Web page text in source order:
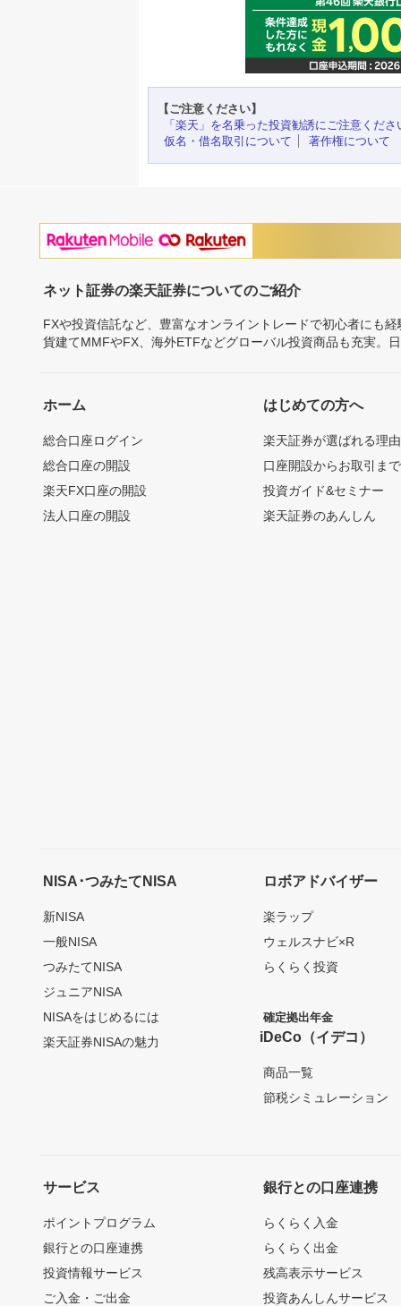
【ご注意ください】
「楽天」を名乗った投資勧誘にご注意くださ
仮名・借名取引について
著作権について
ネット証券の楽天証券についてのご紹介
FXや投資信託など、豊富なオンライントレードで初心者にも
貨建てMMFやFX、海外ETFなどグローバル投資商品も充実。
ホーム
総合口座ログイン
総合口座の開設
楽天FX口座の開設
法人口座の開設
はじめての方へ
楽天証券が選ばれる理由
口座開設からお取引ま
投資ガイド&セミナー
楽天証券のあんしん
NISA･つみたてNISA
新NISA
一般NISA
つみたてNISA
ジュニアNISA
NISAをはじめるには
楽天証券NISAの魅力
ロボアドバイザー
楽ラップ
ウェルスナビ×R
らくらく投資
確定拠出年金
iDeCo（イデコ）
商品一覧
節税シミュレーション
サービス
ポイントプログラム
銀行との口座連携
投資情報サービス
ご入金・ご出金
銀行との口座連携
らくらく入金
らくらく出金
残高表示サービス
投資あんしんサービス